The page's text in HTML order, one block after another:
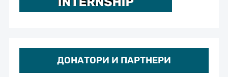
ДОНАТОРИ И ПАРТНЕРИ